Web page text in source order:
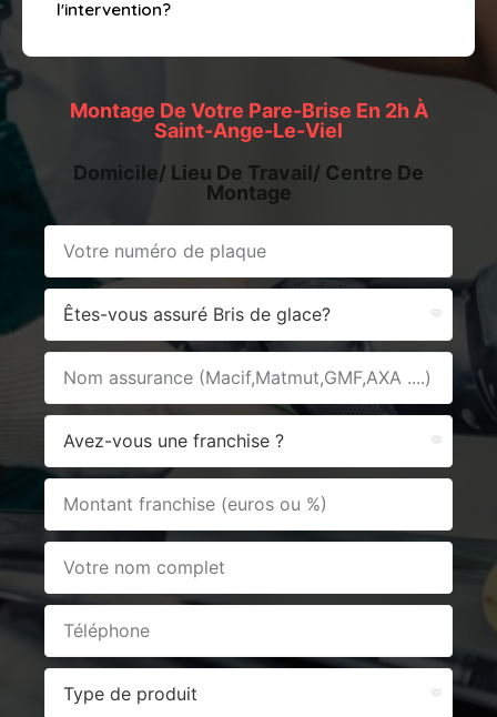
l'intervention?
Montage De Votre Pare-Brise En 2h À
Saint-Ange-Le-Viel
Domicile/ Lieu De Travail/ Centre De
Montage